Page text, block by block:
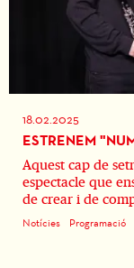
18.02.2025
ESTRENEM
Aquest cap de
espectacle que
de crear i de
Notícies Programació